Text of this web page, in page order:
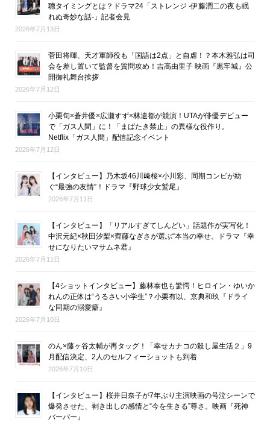
聴タイミングとは？ドラマ24「ストレンジ -伊藤潤二の夜も眠
れぬ奇妙な話-」記者会見
2026年7月13日
菅田将暉、天才軍師役も「国語は2点」と自虐！？本木雅弘は司
会を差し置いて監督を質問攻め！吉高由里子 映画『黒牢城』公
開御礼舞台挨拶
2026年7月12日
小栗旬×蒼井優×広瀬すず×林遣都が競演！UTAが俳優デビュー
で「ガス人間」に！「まばたき禁止」の異様な役作り。
Netflix「ガス人間」配信記念イベント
2026年7月12日
【インタビュー】乃木坂46川﨑桜×小川彩、同期コンビが紡
ぐ“最強の友情”！ドラマ『野球少女鷲尾』
2026年7月11日
【インタビュー】「リアルすぎてしんどい」話題作が実写化！
中沢元紀×秋田汐梨×齊藤なぎさが選ぶ“本当の幸せ。ドラマ『幸
せになりたいマサムネ君』
2026年7月11日
【4ショットインタビュー】藤林泰也も驚愕！ヒロイン・ゆいか
れんの正体は“うるさい小学生”？小栗有以、京典和玖『ドライ
な同期の溺愛癖』
2026年7月10日
のん×藤ヶ谷太輔が再タッグ！「幸せカナコの殺し屋生活２」9
月配信決定、2人のセルフィーショットも到着
2026年7月10日
【インタビュー】桜井日奈子が7年ぶり主演映画の号泣シーンで
爆発させた、剥き出しの感情と“今を生きる”尊さ。映画『死神
バーバー』